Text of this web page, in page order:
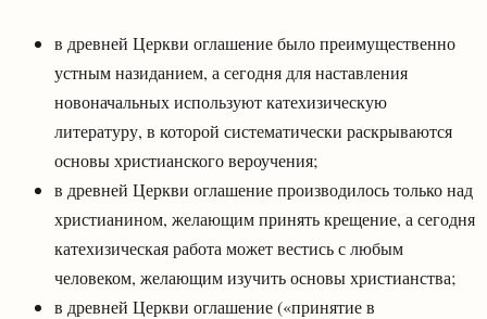
в древней Церкви оглашение было преимущественно
устным назиданием, а сегодня для наставления
новоначальных используют катехизическую
литературу, в которой систематически раскрываются
основы христианского вероучения;
в древней Церкви оглашение производилось только над
христианином, желающим принять крещение, а сегодня
катехизическая работа может вестись с любым
человеком, желающим изучить основы христианства;
в древней Церкви оглашение («принятие в